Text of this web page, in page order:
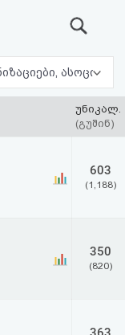
უნიკალ.
(გუშინ)
603
(1,188)
350
(820)